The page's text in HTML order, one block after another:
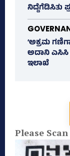
ನಿದ್ದೆಗೆಡಿಸಿತು
‘ಅಕ್ರಮ
ಅದಾನಿ
ಇಲಾಖೆ
Please